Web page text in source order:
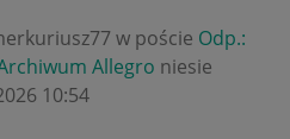
w poście Odp.:
Allegro niesie
10:54